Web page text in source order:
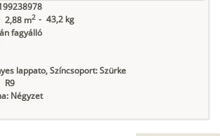
2,88 m2 - 43,2 kg
fagyálló
lappato, Színcsoport: Szürke
R9
Négyzet